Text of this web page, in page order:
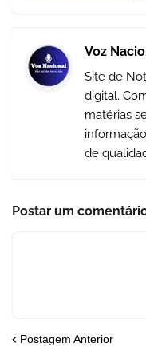
Voz
Site de
digital.
matérias
de
Postar um
Postagem Anterior